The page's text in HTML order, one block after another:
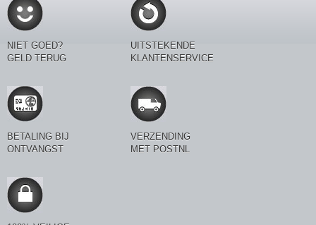
NIET GOED?
GELD TERUG
UITSTEKENDE
KLANTENSERVICE
BETALING BIJ
ONTVANGST
VERZENDING
MET POSTNL